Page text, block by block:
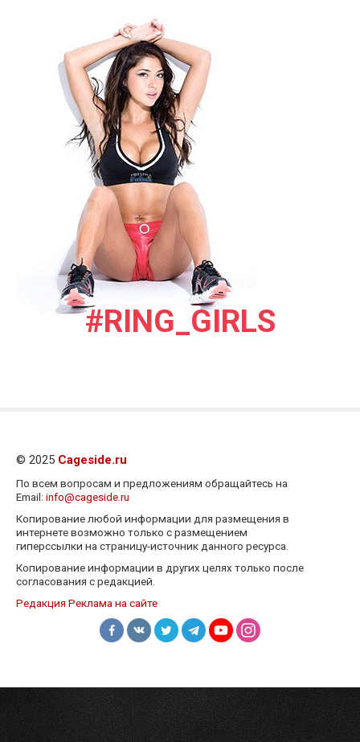
#RING_GIRLS
© 2025 Cageside.ru
По всем вопросам и предложениям обращайтесь на
Email: info@cageside.ru
Копирование любой информации для размещения в
интернете возможно только с размещением
гиперссылки на страницу-источник данного ресурса.
Копирование информации в других целях только после
согласования с редакцией.
Редакция Реклама на сайте